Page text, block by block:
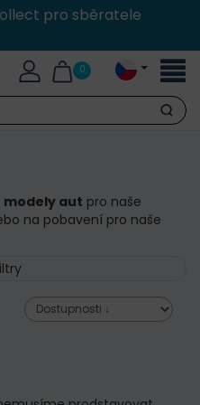
pro sběratele
0
Hledat
modely aut pro naše
na pobavení pro naše